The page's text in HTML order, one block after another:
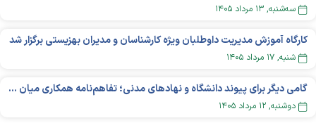
سه‌شنبه, ۱۳ مرداد ۱۴۰۵
کارگاه آموزش مدیریت داوطلبان ویژه کارشناسان و مدیران بهزیستی برگزار شد
شنبه, ۱۷ مرداد ۱۴۰۵
گامی دیگر برای پیوند دانشگاه و نهادهای مدنی؛ تفاهم‌نامه همکاری میان «شبکه ملی» و «دانشگاه هنر ایران» منعقد شد
دوشنبه, ۱۲ مرداد ۱۴۰۵